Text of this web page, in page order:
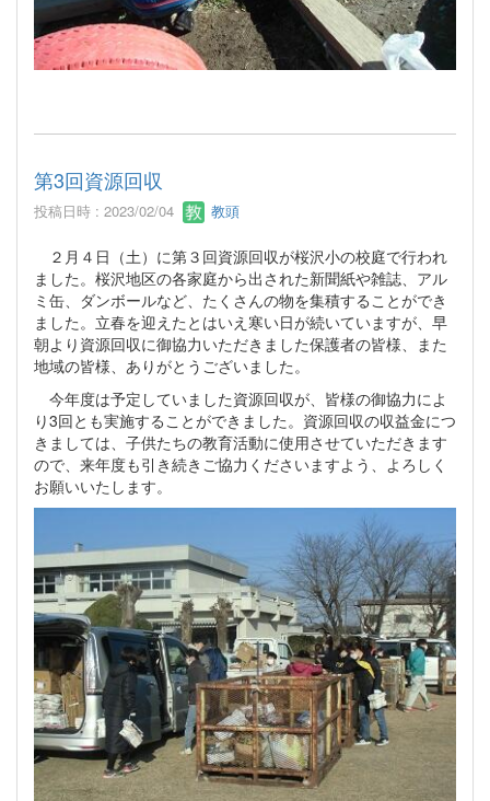
第3回資源回収
投稿日時 : 2023/02/04 教頭
２月４日（土）に第３回資源回収が桜沢小の校庭で行われ
ました。桜沢地区の各家庭から出された新聞紙や雑誌、アル
ミ缶、ダンボールなど、たくさんの物を集積することができ
ました。立春を迎えたとはいえ寒い日が続いていますが、早
朝より資源回収に御協力いただきました保護者の皆様、また
地域の皆様、ありがとうございました。
今年度は予定していました資源回収が、皆様の御協力によ
り3回とも実施することができました。資源回収の収益金につ
きましては、子供たちの教育活動に使用させていただきます
ので、来年度も引き続きご協力くださいますよう、よろしく
お願いいたします。